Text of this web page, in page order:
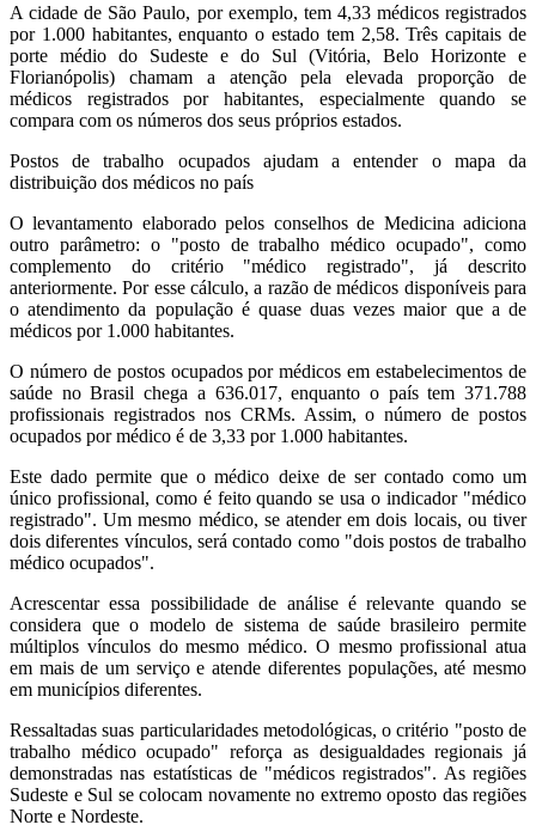
A cidade de São Paulo, por exemplo, tem 4,33 médicos registrados
por 1.000 habitantes, enquanto o estado tem 2,58. Três capitais de
porte médio do Sudeste e do Sul (Vitória, Belo Horizonte e
Florianópolis) chamam a atenção pela elevada proporção de
médicos registrados por habitantes, especialmente quando se
compara com os números dos seus próprios estados.
Postos de trabalho ocupados ajudam a entender o mapa da
distribuição dos médicos no país
O levantamento elaborado pelos conselhos de Medicina adiciona
outro parâmetro: o "posto de trabalho médico ocupado", como
complemento do critério "médico registrado", já descrito
anteriormente. Por esse cálculo, a razão de médicos disponíveis para
o atendimento da população é quase duas vezes maior que a de
médicos por 1.000 habitantes.
O número de postos ocupados por médicos em estabelecimentos de
saúde no Brasil chega a 636.017, enquanto o país tem 371.788
profissionais registrados nos CRMs. Assim, o número de postos
ocupados por médico é de 3,33 por 1.000 habitantes.
Este dado permite que o médico deixe de ser contado como um
único profissional, como é feito quando se usa o indicador "médico
registrado". Um mesmo médico, se atender em dois locais, ou tiver
dois diferentes vínculos, será contado como "dois postos de trabalho
médico ocupados".
Acrescentar essa possibilidade de análise é relevante quando se
considera que o modelo de sistema de saúde brasileiro permite
múltiplos vínculos do mesmo médico. O mesmo profissional atua
em mais de um serviço e atende diferentes populações, até mesmo
em municípios diferentes.
Ressaltadas suas particularidades metodológicas, o critério "posto de
trabalho médico ocupado" reforça as desigualdades regionais já
demonstradas nas estatísticas de "médicos registrados". As regiões
Sudeste e Sul se colocam novamente no extremo oposto das regiões
Norte e Nordeste.